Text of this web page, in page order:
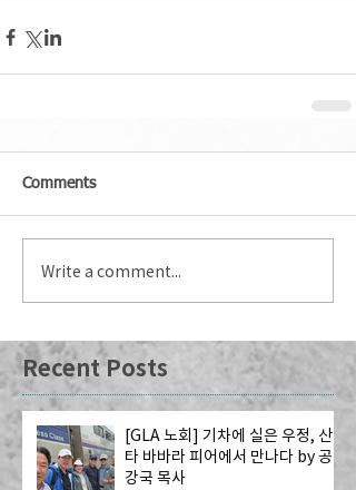
Comments
Write a comment...
Recent Posts
[GLA 노회] 기차에 실은 우정, 산
타 바바라 피어에서 만나다 by 공
강국 목사